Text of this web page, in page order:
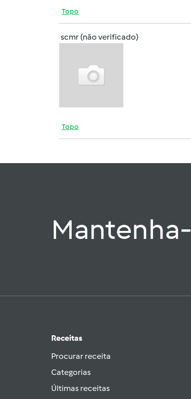
Topo
scmr (não verificado)
Topo
Mantenha-
Receitas
Procurar receita
Categorias
Últimas receitas